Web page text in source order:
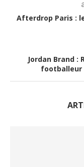
Afterdrop Paris :
Jordan Brand :
footballeur